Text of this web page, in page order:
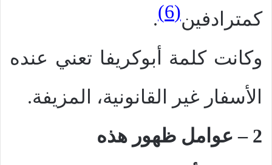
كمترادفين(6)
.
وكانت كلمة أبوكريفا تعني عنده
الأسفار غير القانونية، المزيفة.
2 – عوامل ظهور هذه